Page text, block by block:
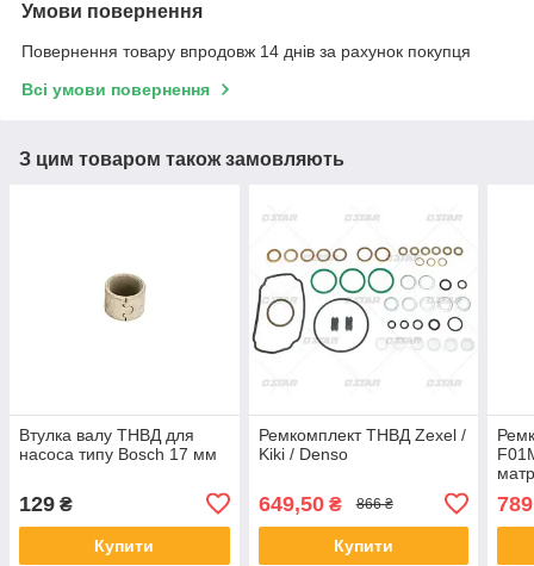
Умови повернення
Повернення товару впродовж 14 днів за рахунок покупця
Всі умови повернення
З цим товаром також замовляють
Втулка валу ТНВД для
насоса типу Bosch 17 мм
129 ₴
Купити
Ремкомплект ТНВД Zexel /
Kiki / Denso
649,50₴ 866 ₴
Купити